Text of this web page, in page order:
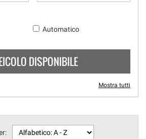
Automatico
DISPONIBILE
Mostra tutti